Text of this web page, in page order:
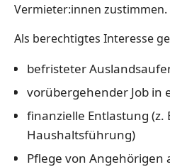
Vermieter:innen zustimmen.
Als berechtigtes Interesse
befristeter
vorübergehender Job in
finanzielle Entlastung (z.
Haushaltsführung)
Pflege von Angehörigen